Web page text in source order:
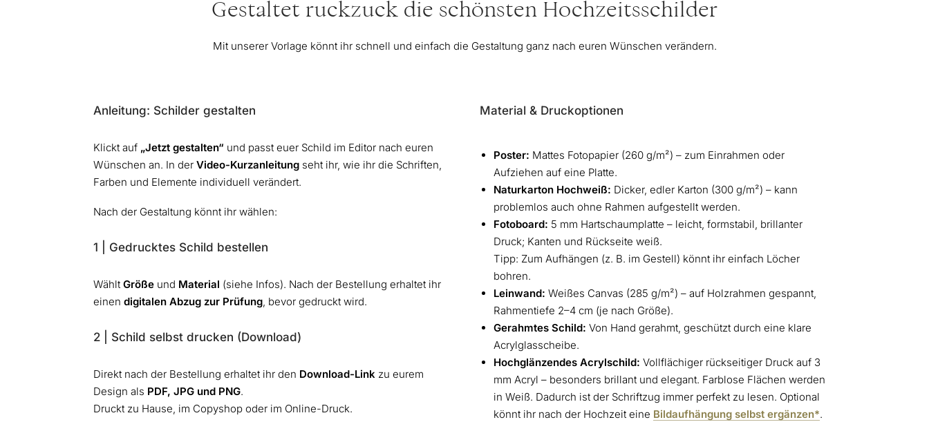
Gestaltet ruckzuck die schönsten Hochzeitsschilder
Mit unserer Vorlage könnt ihr schnell und einfach die Gestaltung ganz nach euren Wünschen verändern.
Anleitung: Schilder gestalten
Klickt auf „Jetzt gestalten“ und passt euer Schild im Editor nach euren
Wünschen an. In der Video-Kurzanleitung seht ihr, wie ihr die Schriften,
Farben und Elemente individuell verändert.
Nach der Gestaltung könnt ihr wählen:
1 | Gedrucktes Schild bestellen
Wählt Größe und Material (siehe Infos). Nach der Bestellung erhaltet ihr
einen digitalen Abzug zur Prüfung, bevor gedruckt wird.
2 | Schild selbst drucken (Download)
Direkt nach der Bestellung erhaltet ihr den Download-Link zu eurem
Design als PDF, JPG und PNG.
Druckt zu Hause, im Copyshop oder im Online-Druck.
Material & Druckoptionen
Poster: Mattes Fotopapier (260 g/m²) – zum Einrahmen oder
Aufziehen auf eine Platte.
Naturkarton Hochweiß: Dicker, edler Karton (300 g/m²) – kann
problemlos auch ohne Rahmen aufgestellt werden.
Fotoboard: 5 mm Hartschaumplatte – leicht, formstabil, brillanter
Druck; Kanten und Rückseite weiß.
Tipp: Zum Aufhängen (z. B. im Gestell) könnt ihr einfach Löcher
bohren.
Leinwand: Weißes Canvas (285 g/m²) – auf Holzrahmen gespannt,
Rahmentiefe 2–4 cm (je nach Größe).
Gerahmtes Schild: Von Hand gerahmt, geschützt durch eine klare
Acrylglasscheibe.
Hochglänzendes Acrylschild: Vollflächiger rückseitiger Druck auf 3
mm Acryl – besonders brillant und elegant. Farblose Flächen werden
in Weiß. Dadurch ist der Schriftzug immer perfekt zu lesen. Optional
könnt ihr nach der Hochzeit eine Bildaufhängung selbst ergänzen*.